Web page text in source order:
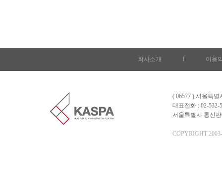
회사소개 l 이용
( 06577 ) 서울특
대표전화 : 02-532-
서울특별시 통신
COPYRIGHT